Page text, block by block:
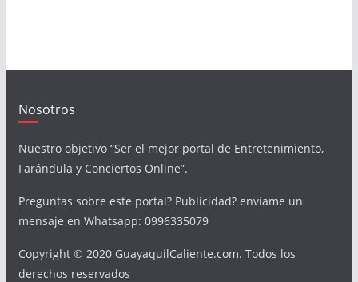
Nosotros
Nuestro objetivo “Ser el mejor portal de Entretenimiento,
Farándula y Conciertos Online”.
Preguntas sobre este portal? Publicidad? envíame un
mensaje en Whatsapp: 0996335079
Copyright © 2020 GuayaquilCaliente.com. Todos los
derechos reservados